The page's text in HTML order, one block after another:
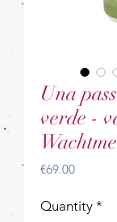
Una
verde -
€69.00Price
Quantity *